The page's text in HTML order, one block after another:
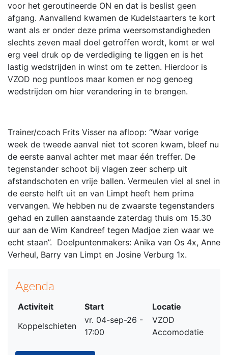
voor het geroutineerde ON en dat is beslist geen
afgang. Aanvallend kwamen de Kudelstaarters te kort
want als er onder deze prima weersomstandigheden
slechts zeven maal doel getroffen wordt, komt er wel
erg veel druk op de verdediging te liggen en is het
lastig wedstrijden in winst om te zetten. Hierdoor is
VZOD nog puntloos maar komen er nog genoeg
wedstrijden om hier verandering in te brengen.
Trainer/coach Frits Visser na afloop: “Waar vorige
week de tweede aanval niet tot scoren kwam, bleef nu
de eerste aanval achter met maar één treffer. De
tegenstander schoot bij vlagen zeer scherp uit
afstandschoten en vrije ballen. Vermeulen viel al snel in
de eerste helft uit en van Limpt heeft hem prima
vervangen. We hebben nu de zwaarste tegenstanders
gehad en zullen aanstaande zaterdag thuis om 15.30
uur aan de Wim Kandreef tegen Madjoe zien waar we
echt staan”. Doelpuntenmakers: Anika van Os 4x, Anne
Verheul, Barry van Limpt en Josine Verburg 1x.
Agenda
Activiteit Start
Locatie
Koppelschieten
vr. 04-sep-26 -
17:00
VZOD
Accomodatie